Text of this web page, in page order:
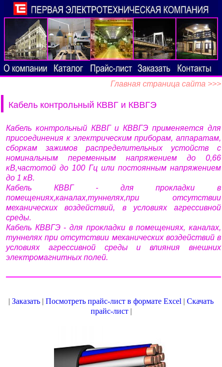
Главная страница сайта >>>
Кабель контрольный КВВГ и КВВГЭ
Кабель контрольный КВВГ и КВВГЭ применяется для
присоединения к электрическим приборам, аппаратам,
сборкам зажимов распределительных устойств с
номинальным переменным напряжением до 0,66
кВ,частотой до 100 Гц или постоянным напряжением
до 1 кВ.
Кабель КВВГ - для прокладки в
помещениях,каналах,туннелях,при отсутствии
механических воздействий, в условиях агрессивной
среды.
Кабель КВВГЭ - для прокладки в помещениях, каналах,
туннелях при отсутствии механических воздействий в
условиях агрессивной среды и влияния внешних
электромагнитных полей.
| Заказать | Посмотреть прайс-лист в формате Excel | Скачать
прайс-лист|